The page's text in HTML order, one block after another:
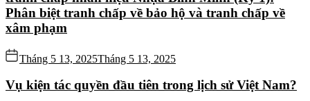
Phân biệt tranh chấp về bảo hộ và tranh chấp về
xâm phạm
Tháng 5 13, 2025Tháng 5 13, 2025
Vụ kiện tác quyền đầu tiên trong lịch sử Việt Nam?